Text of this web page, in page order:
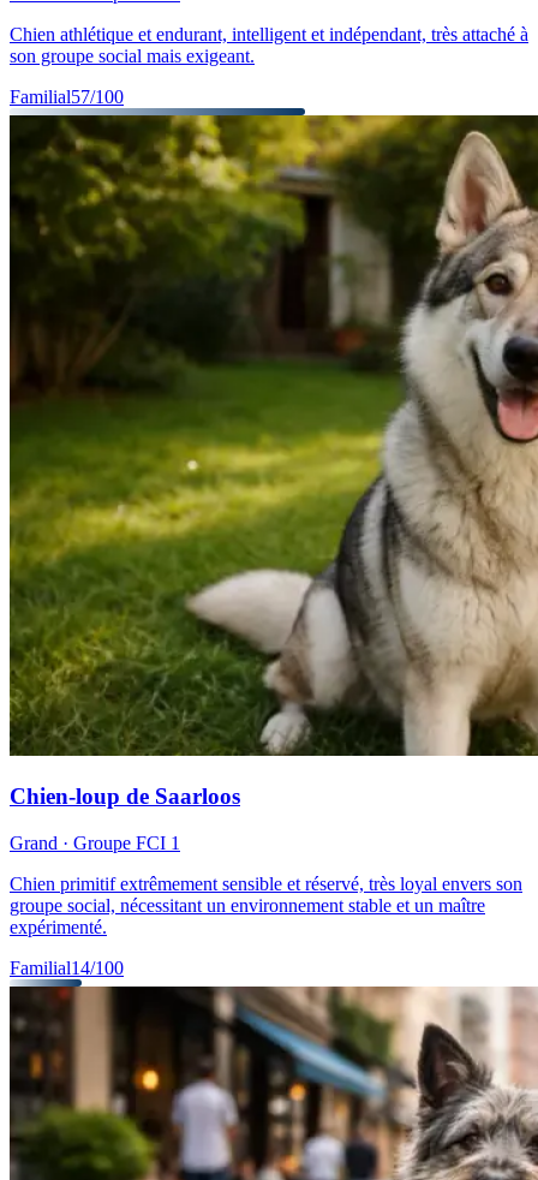
Chien athlétique et endurant, intelligent et indépendant, très attaché à
son groupe social mais exigeant.
Familial57/100
Chien-loup de Saarloos
Grand · Groupe FCI 1
Chien primitif extrêmement sensible et réservé, très loyal envers son
groupe social, nécessitant un environnement stable et un maître
expérimenté.
Familial14/100